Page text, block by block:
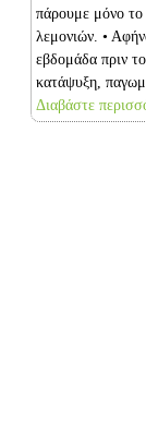
πάρουμε μόνο το
λεμονιών. •
εβδομάδα πριν
κατάψυξη,
Διαβάστε